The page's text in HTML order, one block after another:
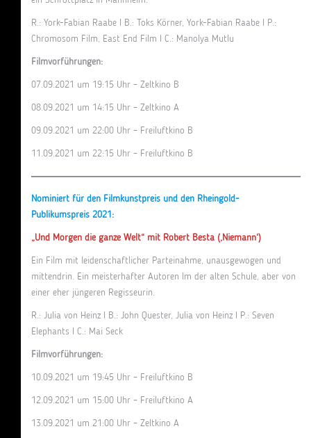
R.: York-Fabian Raabe I B.: Toks Körner, York-Fabian Raabe I P.:
Chromosom Film, East End Film I C.: Manolya Mutlu
Filmvorführungen:
07.09.2021 um 19:15 Uhr – Zeltkino B
08.09.2021 um 14:15 Uhr – Zeltkino A
09.09.2021 um 22:00 Uhr – Freiluftkino B
11.09.2021 um 22:15 Uhr – Freiluftkino B
Nominiert für den Filmkunstpreis und den Rheingold-
Publikumspreis 2021:
„Und Morgen die ganze Welt“ mit Robert Besta (‚Niemann‘)
Ein Film mit leidenschaftlicher Parteinahme, unausgewogen und
mittendrin. Ein meisterhafter Autoren lm der alten Schule, aber von
einer eher jüngeren Regisseurin.
R.: Julia von Heinz I B.: John Quester, Julia von Heinz I P.: Seven
Elephants I C.: Mai Seck
Filmvorführungen:
10.09.2021 um 19:45 Uhr – Freiluftkino B
12.09.2021 um 15:00 Uhr – Freiluftkino A
13.09.2021 um 21:00 Uhr – Zeltkino A